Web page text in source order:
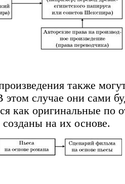
также
этом случае они сами
как оригинальные
на их основе.